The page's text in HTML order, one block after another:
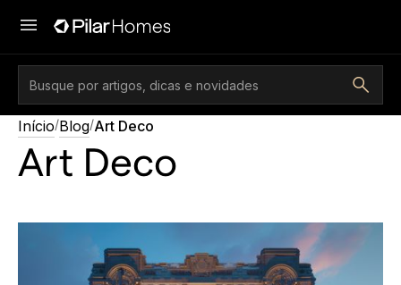
Início/Blog/Art Deco
Art Deco